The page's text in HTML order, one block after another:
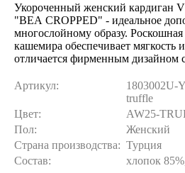
Укороченный женский кардиган
"BEA CROPPED" - идеальное
многослойному образу.
кашемира обеспечивает мягкость
отличается фирменным дизайном
Артикул:
1803002U-
truffle
Цвет:
AW25-
Пол:
Женский
Страна производства: Турция
Состав:
хлопок